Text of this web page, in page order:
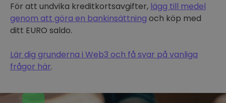
För att undvika kreditkortsavgifter, lägg till medel
genom att göra en bankinsättning och köp med
ditt EURO saldo.
Lär dig grunderna i Web3 och få svar på vanliga
frågor här.